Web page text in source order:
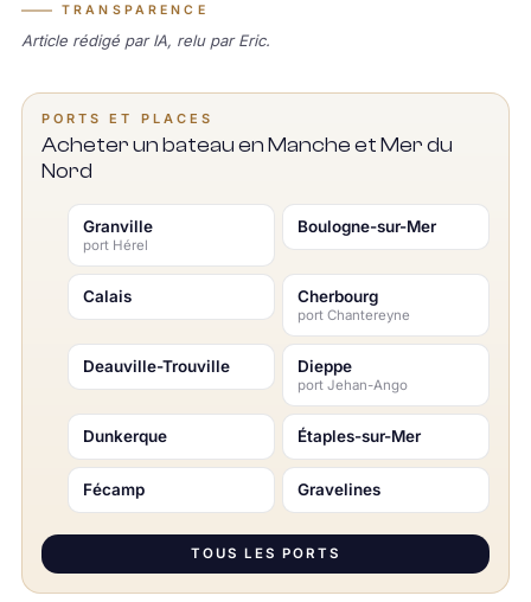
TRANSPARENCE
Article rédigé par IA, relu par Eric.
PORTS ET PLACES
Acheter un bateau en Manche et Mer du
Nord
Granville
port Hérel
Boulogne-sur-Mer
Calais Cherbourg
port Chantereyne
Deauville-Trouville Dieppe
port Jehan-Ango
Dunkerque Étaples-sur-Mer
Fécamp Gravelines
TOUS LES PORTS